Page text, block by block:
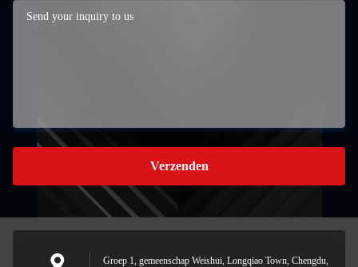
Verzenden
Groep 1, gemeenschap Weishui, Longqiao Town, Chengdu,